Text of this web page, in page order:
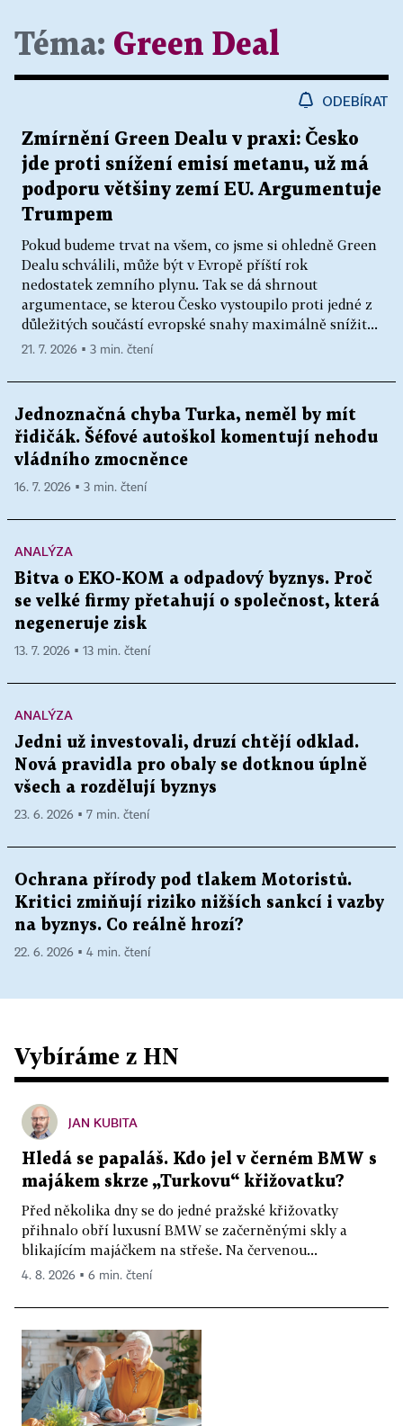
Téma: Green Deal
ODEBÍRAT
Zmírnění Green Dealu v praxi: Česko
jde proti snížení emisí metanu, už má
podporu většiny zemí EU. Argumentuje
Trumpem
Pokud budeme trvat na všem, co jsme si ohledně Green
Dealu schválili, může být v Evropě příští rok
nedostatek zemního plynu. Tak se dá shrnout
argumentace, se kterou Česko vystoupilo proti jedné z
důležitých součástí evropské snahy maximálně snížit...
21. 7. 2026 ▪ 3 min. čtení
Jednoznačná chyba Turka, neměl by mít
řidičák. Šéfové autoškol komentují nehodu
vládního zmocněnce
16. 7. 2026 ▪ 3 min. čtení
ANALÝZA
Bitva o EKO-KOM a odpadový byznys. Proč
se velké firmy přetahují o společnost, která
negeneruje zisk
13. 7. 2026 ▪ 13 min. čtení
ANALÝZA
Jedni už investovali, druzí chtějí odklad.
Nová pravidla pro obaly se dotknou úplně
všech a rozdělují byznys
23. 6. 2026 ▪ 7 min. čtení
Ochrana přírody pod tlakem Motoristů.
Kritici zmiňují riziko nižších sankcí i vazby
na byznys. Co reálně hrozí?
22. 6. 2026 ▪ 4 min. čtení
Vybíráme z HN
JAN KUBITA
Hledá se papaláš. Kdo jel v černém BMW s
majákem skrze „Turkovu“ křižovatku?
Před několika dny se do jedné pražské křižovatky
přihnalo obří luxusní BMW se začerněnými skly a
blikajícím majáčkem na střeše. Na červenou...
4. 8. 2026 ▪ 6 min. čtení